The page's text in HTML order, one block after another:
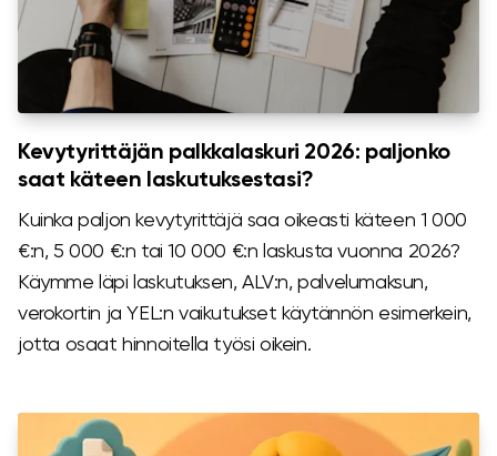
Kevytyrittäjän palkkalaskuri 2026: paljonko
saat käteen laskutuksestasi?
Kuinka paljon kevytyrittäjä saa oikeasti käteen 1 000
€:n, 5 000 €:n tai 10 000 €:n laskusta vuonna 2026?
Käymme läpi laskutuksen, ALV:n, palvelumaksun,
verokortin ja YEL:n vaikutukset käytännön esimerkein,
jotta osaat hinnoitella työsi oikein.